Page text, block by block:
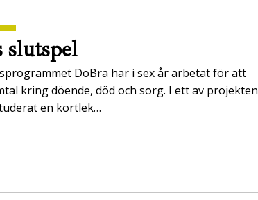
slutspel
DöBra har i sex år arbetat för att
kring döende, död och sorg. I ett av projekten
en kortlek…